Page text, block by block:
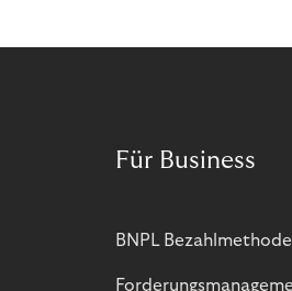
Für Business
BNPL